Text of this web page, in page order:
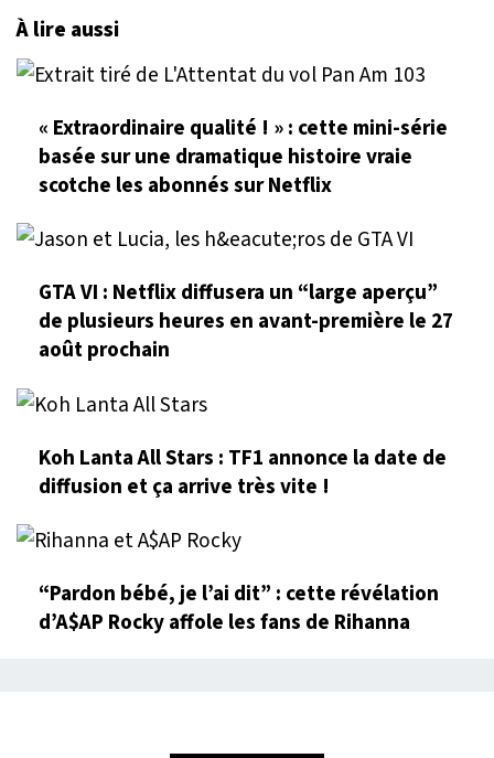
À lire aussi
« Extraordinaire qualité ! » : cette mini-série
basée sur une dramatique histoire vraie
scotche les abonnés sur Netflix
GTA VI : Netflix diffusera un “large aperçu”
de plusieurs heures en avant-première le 27
août prochain
Koh Lanta All Stars : TF1 annonce la date de
diffusion et ça arrive très vite !
“Pardon bébé, je l’ai dit” : cette révélation
d’A$AP Rocky affole les fans de Rihanna